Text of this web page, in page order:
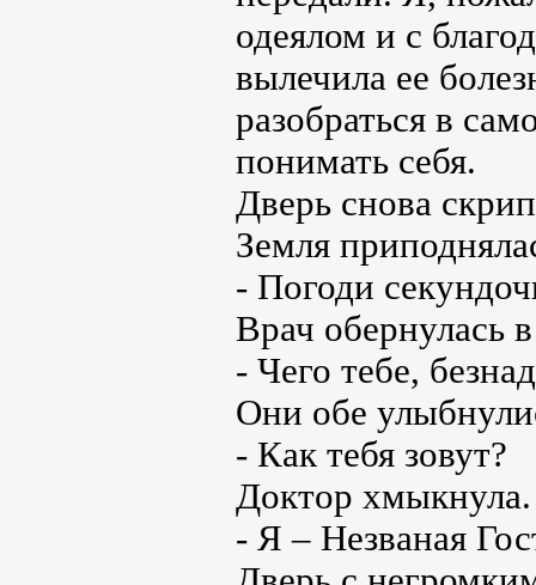
одеялом и с
вылечила ее
разобраться в
понимать себя.
Дверь снова
Земля
- Погоди
Врач обернулась
- Чего тебе,
Они обе
- Как тебя зовут?
Доктор хмыкнула.
- Я – Незваная